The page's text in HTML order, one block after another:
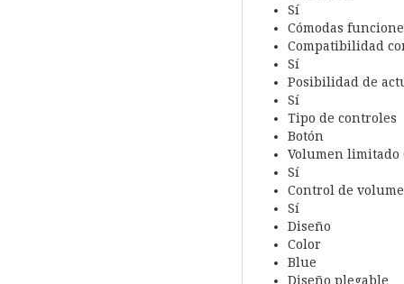
Sí
Cómodas
Compatibilidad
Sí
Posibilidad de
Sí
Tipo de controles
Botón
Volumen limitado
Sí
Control de
Sí
Diseño
Color
Blue
Diseño plegable